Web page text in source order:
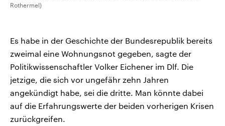
Rothermel)
Es habe in der Geschichte der Bundesrepublik bereits
zweimal eine Wohnungsnot gegeben, sagte der
Politikwissenschaftler Volker Eichener im Dlf. Die
jetzige, die sich vor ungefähr zehn Jahren
angekündigt habe, sei die dritte. Man könnte dabei
auf die Erfahrungswerte der beiden vorherigen Krisen
zurückgreifen.